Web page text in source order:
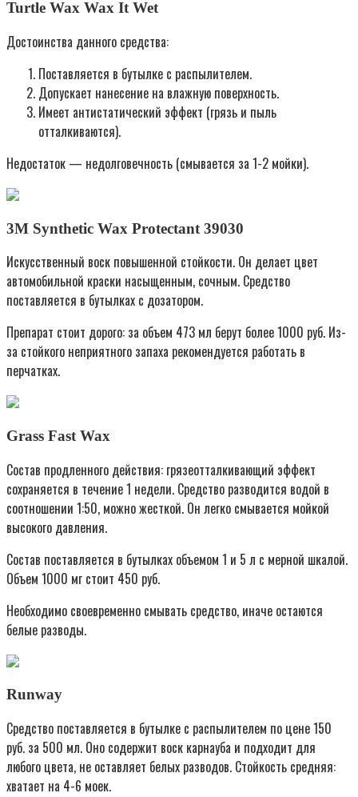
Turtle Wax Wax It Wet
Достоинства данного средства:
Поставляется в бутылке с распылителем.
Допускает нанесение на влажную поверхность.
Имеет антистатический эффект (грязь и пыль
отталкиваются).
Недостаток — недолговечность (смывается за 1-2 мойки).
3M Synthetic Wax Protectant 39030
Искусственный воск повышенной стойкости. Он делает цвет
автомобильной краски насыщенным, сочным. Средство
поставляется в бутылках с дозатором.
Препарат стоит дорого: за объем 473 мл берут более 1000 руб. Из-
за стойкого неприятного запаха рекомендуется работать в
перчатках.
Grass Fast Wax
Состав продленного действия: грязеотталкивающий эффект
сохраняется в течение 1 недели. Средство разводится водой в
соотношении 1:50, можно жесткой. Он легко смывается мойкой
высокого давления.
Состав поставляется в бутылках объемом 1 и 5 л с мерной шкалой.
Объем 1000 мг стоит 450 руб.
Необходимо своевременно смывать средство, иначе остаются
белые разводы.
Runway
Средство поставляется в бутылке с распылителем по цене 150
руб. за 500 мл. Оно содержит воск карнауба и подходит для
любого цвета, не оставляет белых разводов. Стойкость средняя:
хватает на 4-6 моек.